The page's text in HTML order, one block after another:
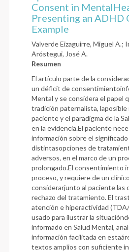
Consent in
Presenting an ADHD
Example
Valverde Eizaguirre, Miguel A.;
Aróstegui, José A.
Resumen
El artículo parte de la
un déficit de
Mental y se considera el papel
tradición paternalista, laposible
paciente y el paradigma de la
en la evidencia.El paciente
información sobre el
distintasopciones de
adversos, en el marco de un
prolongado.El consentimiento
proceso, y requiere de un
considerarjunto al paciente las
rechazo del tratamiento. El
atención e hiperactividad
usado para ilustrar la
informado en Salud Mental,
información facilitada en
textos amplios con suficiente